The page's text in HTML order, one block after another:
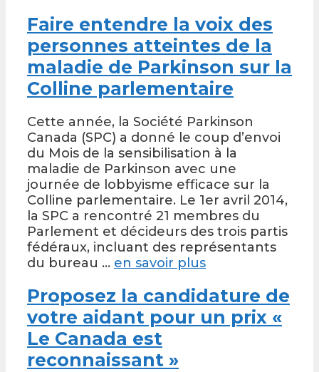
Faire entendre la voix des
personnes atteintes de la
maladie de Parkinson sur la
Colline parlementaire
Cette année, la Société Parkinson
Canada (SPC) a donné le coup d’envoi
du Mois de la sensibilisation à la
maladie de Parkinson avec une
journée de lobbyisme efficace sur la
Colline parlementaire. Le 1er avril 2014,
la SPC a rencontré 21 membres du
Parlement et décideurs des trois partis
fédéraux, incluant des représentants
du bureau … en savoir plus
Proposez la candidature de
votre aidant pour un prix «
Le Canada est
reconnaissant »